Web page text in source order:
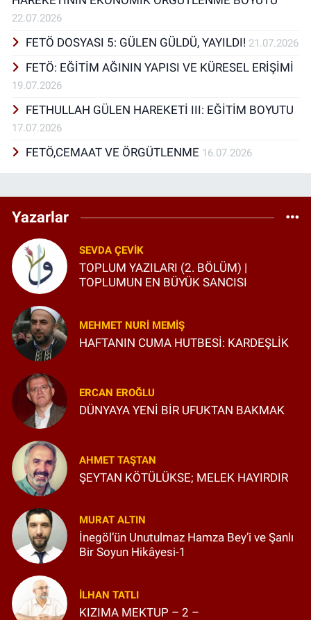
22.07.2026
FETÖ DOSYASI 5: GÜLEN GÜLDÜ, YAYILDI! 21.07.2026
FETÖ: EĞİTİM AĞININ YAPISI VE KÜRESEL ERİŞİMİ
19.07.2026
FETHULLAH GÜLEN HAREKETİ III: EĞİTİM BOYUTU
17.07.2026
FETÖ,CEMAAT VE ÖRGÜTLENME 16.07.2026
Yazarlar
SEVDA ÇEVIK
TOPLUM YAZILARI (2. BÖLÜM) |
TOPLUMUN EN BÜYÜK SANCISI
MEHMET NURI MEMIŞ
HAFTANIN CUMA HUTBESİ: KARDEŞLİK
ERCAN EROĞLU
DÜNYAYA YENİ BİR UFUKTAN BAKMAK
AHMET TAŞTAN
ŞEYTAN KÖTÜLÜKSE; MELEK HAYIRDIR
MURAT ALTIN
İnegöl’ün Unutulmaz Hamza Bey’i ve Şanlı
Bir Soyun Hikâyesi-1
İLHAN TATLI
KIZIMA MEKTUP – 2 –